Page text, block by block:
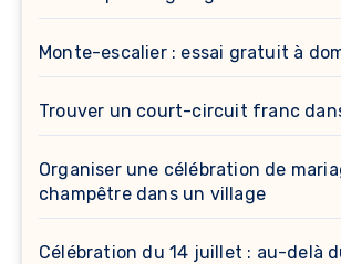
Monte-escalier : essai gratuit à
Trouver un court-circuit franc
Organiser une célébration de
champêtre dans un village
Célébration du 14 juillet : au-delà